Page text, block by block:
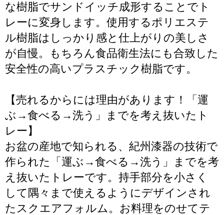
な樹脂でサンドイッチ成形することでト
レーに変身します。使用するポリエステ
ル樹脂はしっかり感と仕上がりの美しさ
が自慢。もちろん食品衛生法にも合致した
安全性の高いプラスチック樹脂です。
【売れるからには理由があります！「運
ぶ→食べる→洗う」までを考え抜いたト
レー】
お盆の産地で知られる、紀州漆器の技術で
作られた「運ぶ→食べる→洗う」までを考
え抜いたトレーです。持手部分を小さく
して隅々まで使えるようにデザインされ
たスクエアフォルム。お料理をのせてテ